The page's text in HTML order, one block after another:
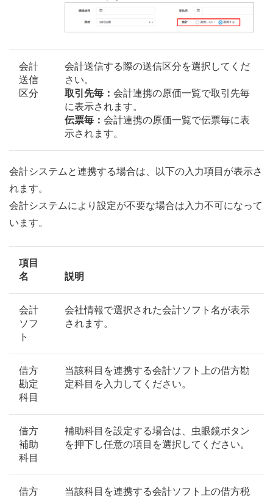
会計
送信
区分
会計送信する際の送信区分を選択してくだ
さい。
取引先毎： 会計連携の原価一覧で取引先毎
に表示されます。
伝票毎： 会計連携の原価一覧で伝票毎に表
示されます。
会計システムと連携する場合は、以下の入力項目が表示さ
れます。
会計システムにより設定が不要な場合は入力不可になって
います。
項目
名
説明
会計
ソフ
ト
会社情報で選択された会計ソフト名が表示
されます。
借方
勘定
科目
当該科目を連携する会計ソフト上の借方勘
定科目を入力してください。
借方
補助
科目
補助科目を設定する場合は、虫眼鏡ボタン
を押下し任意の項目を選択してください。
借方
当該科目を連携する会計ソフト上の借方税